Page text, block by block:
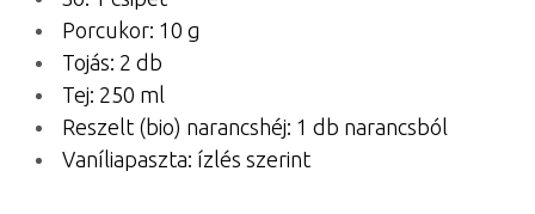
Porcukor: 10 g
Tojás: 2 db
Tej: 250 ml
Reszelt (bio) narancshéj: 1 db narancsból
Vaníliapaszta: ízlés szerint